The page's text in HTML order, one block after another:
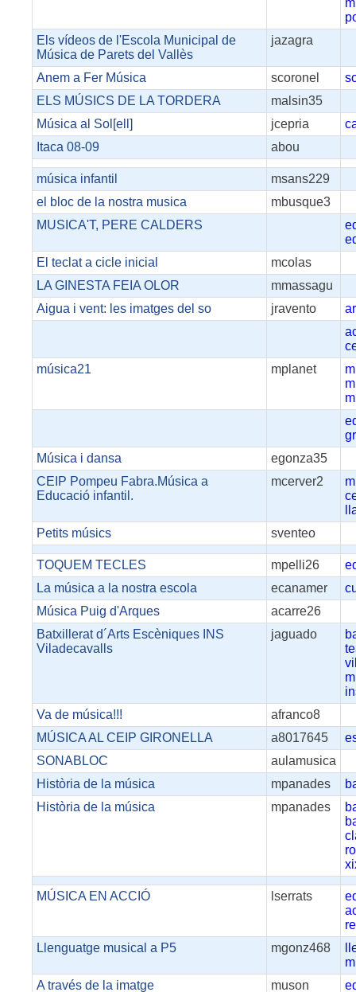
Els vídeos de l'Escola Municipal de
Música de Parets del Vallès
jazagra
Anem a Fer Música scoronel
ELS MÚSICS DE LA TORDERA
malsin35
Música al Sol[ell]
jcepria
Itaca 08-09
abou
música infantil
msans229
el bloc de la nostra musica
mbusque3
MUSICA'T, PERE CALDERS
El teclat a cicle inicial
mcolas
LA GINESTA FEIA OLOR
mmassagu
Aigua i vent: les imatges del so
jravento
música21
mplanet
Música i dansa
egonza35
CEIP Pompeu Fabra.Música a
Educació infantil.
mcerver2
Petits músics
sventeo
TOQUEM TECLES mpelli26
La música a la nostra escola
ecanamer
Música Puig d'Arques
acarre26
Batxillerat d´Arts Escèniques INS
Viladecavalls
jaguado
Va de música!!!
afranco8
MÚSICA AL CEIP GIRONELLA
a8017645
SONABLOC
aulamusica
Història de la música
mpanades
Història de la música
mpanades
MÚSICA EN ACCIÓ lserrats
Llenguatge musical a P5
mgonz468
A través de la imatge
muson